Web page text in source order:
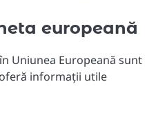
europeană
Uniunea Europeană sunt
informații utile